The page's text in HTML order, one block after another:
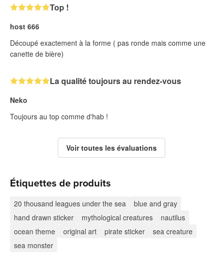
Top !
host 666
Découpé exactement à la forme ( pas ronde mais comme une
canette de bière)
La qualité toujours au rendez-vous
Neko
Toujours au top comme d'hab !
Voir toutes les évaluations
Étiquettes de produits
20 thousand leagues under the sea
blue and gray
hand drawn sticker
mythological creatures
nautilus
ocean theme
original art pirate sticker
sea creature
sea monster